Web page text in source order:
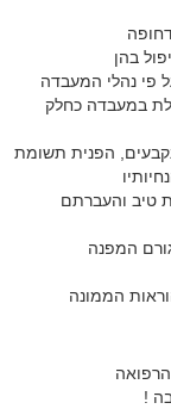
בהן
פי נהלי המעבדה
במעבדה כחלק
הפנית תשומת
טיב והעברתם
המפנה
הממונה
!